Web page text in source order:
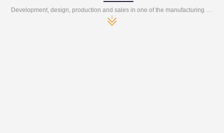
Development, design, production and sales in one of the manufacturing enterprises